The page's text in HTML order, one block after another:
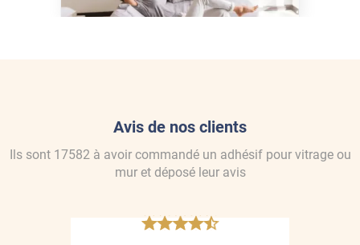
Avis de nos clients
Ils sont 17582à avoir commandé un adhésif pour vitrage ou
muret déposé leur avis
*****